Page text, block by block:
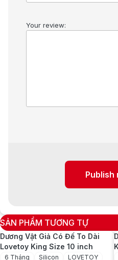
Your review:
Publish
SẢN PHẨM TƯƠNG TỰ
Dương Vật Giả Có Đế To Dài
Lovetoy King Size 10 inch
6 Tháng Silicon
LOVETOY